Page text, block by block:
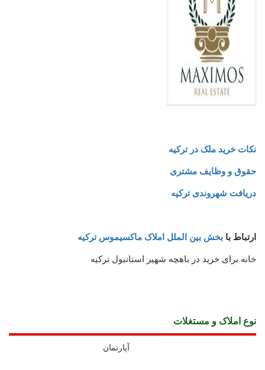
نکات خرید ملک در ترکیه
حقوق و وظایف مشتری
دریافت شهروندی ترکیه
ارتباط با بخش بین الملل املاک ماکسیموس ترکیه
خانه برای خرید در باهچه شهیر استانبول ترکیه
نوع املاک و مستغلات
آپارتمان